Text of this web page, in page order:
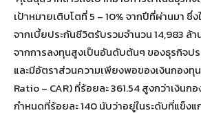
เป้าหมายเติบโตที่ 5 – 10% จากปีที่ผ่านมา ซึ่
จากเบี้ยประกันชีวิตรับรวมจำนวน 14,983 ล้
จากการลงทุนสูงเป็นอันดับต้นๆ ของธุรกิจป
และมีอัตราส่วนความเพียงพอของเงินกอง
Ratio – CAR) ที่ร้อยละ 361.54 สูงกว่าเงิน
กำหนดที่ร้อยละ 140 นับว่าอยู่ในระดับที่แข็ง